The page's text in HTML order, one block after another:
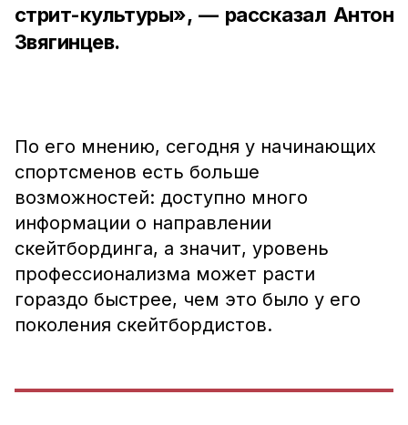
стрит-культуры», — рассказал Антон
Звягинцев.
По его мнению, сегодня у начинающих
спортсменов есть больше
возможностей: доступно много
информации о направлении
скейтбординга, а значит, уровень
профессионализма может расти
гораздо быстрее, чем это было у его
поколения скейтбордистов.